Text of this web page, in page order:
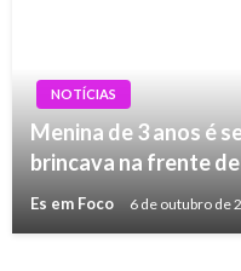
NOTÍCIAS
Menina de 3 anos é
brincava na frente de
Es em Foco 6 de outubro de